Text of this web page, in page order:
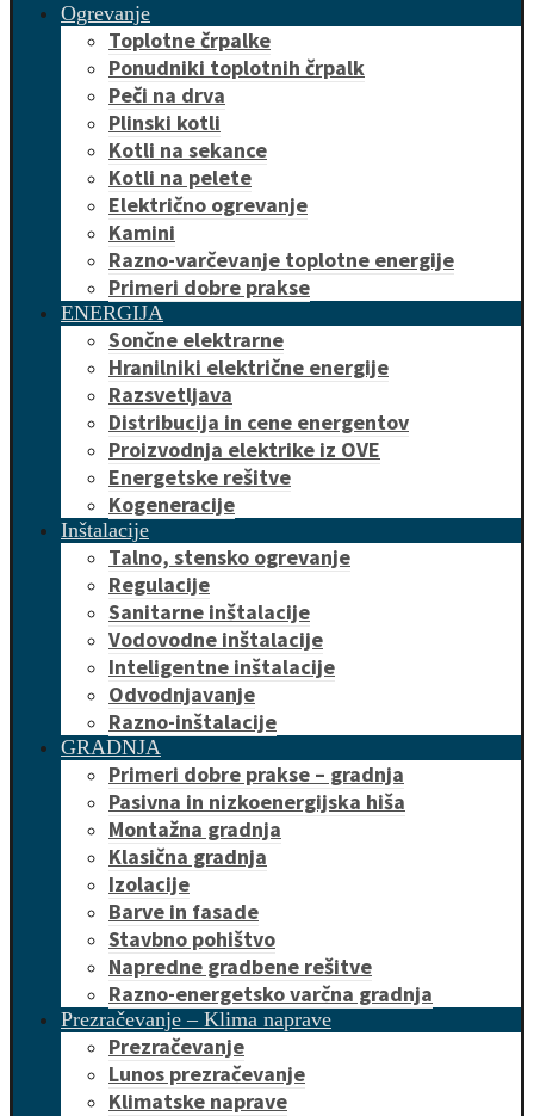
Ogrevanje
Toplotne črpalke
Ponudniki toplotnih črpalk
Peči na drva
Plinski kotli
Kotli na sekance
Kotli na pelete
Električno ogrevanje
Kamini
Razno-varčevanje toplotne energije
Primeri dobre prakse
ENERGIJA
Sončne elektrarne
Hranilniki električne energije
Razsvetljava
Distribucija in cene energentov
Proizvodnja elektrike iz OVE
Energetske rešitve
Kogeneracije
Inštalacije
Talno, stensko ogrevanje
Regulacije
Sanitarne inštalacije
Vodovodne inštalacije
Inteligentne inštalacije
Odvodnjavanje
Razno-inštalacije
GRADNJA
Primeri dobre prakse – gradnja
Pasivna in nizkoenergijska hiša
Montažna gradnja
Klasična gradnja
Izolacije
Barve in fasade
Stavbno pohištvo
Napredne gradbene rešitve
Razno-energetsko varčna gradnja
Prezračevanje – Klima naprave
Prezračevanje
Lunos prezračevanje
Klimatske naprave